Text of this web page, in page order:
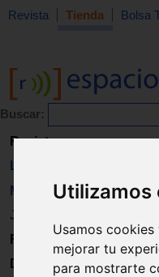
Utilizamos
Usamos
mejorar tu
para mostrarte
Revista Tienda Bolsa
Buscar:
Revista
Libros
Material
Juguetes
Formación
Directorio